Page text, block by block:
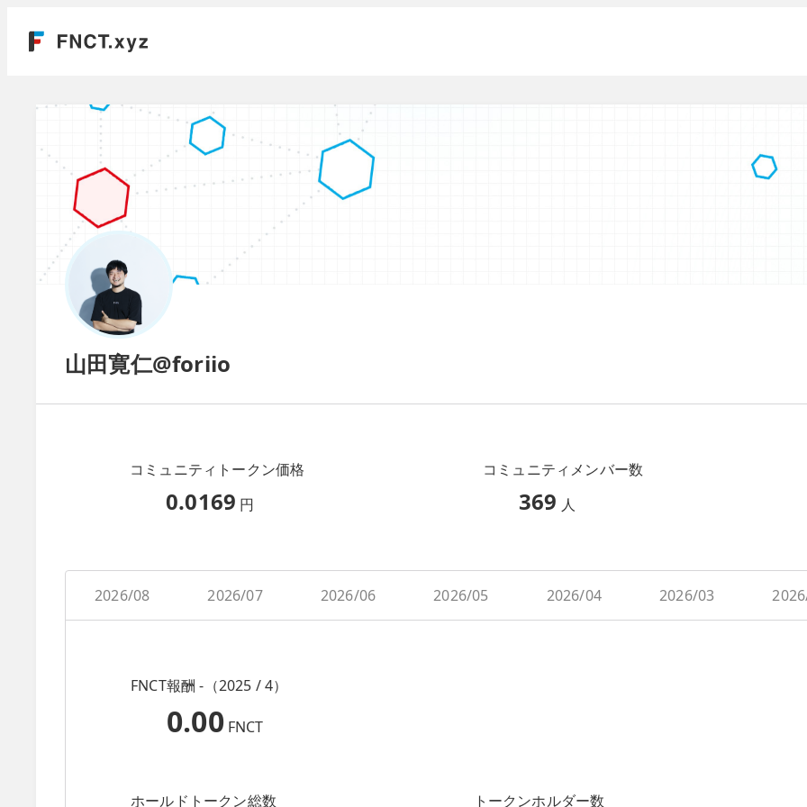
山田寛仁@foriio
コミュニティトークン価格
0.0169 円
コミュニティメンバー数
369 人
2026/08 2026/07 2026/06 2026/05 2026/04 2026/03
FNCT報酬 -（2025 / 4）
0.00 FNCT
ホールドトークン総数 トークンホルダー数